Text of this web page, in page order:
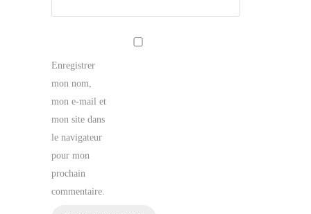
Enregistrer
mon nom,
mon e-mail et
mon site dans
le navigateur
pour mon
prochain
commentaire.